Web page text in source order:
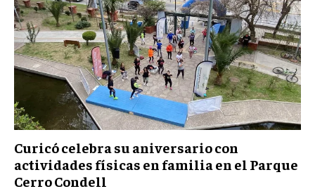
Curicó celebra su aniversario con
actividades físicas en familia en el Parque
Cerro Condell